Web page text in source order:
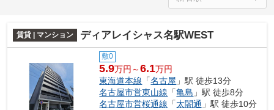
賃貸 | マンション ディアレイシャス名駅WEST
敷0
5.9万円～6.1万円
東海道本線 「名古屋 」駅 徒歩13分
名古屋市営東山線 「亀島 」駅 徒歩8分
名古屋市営桜通線 「太閤通 」駅 徒歩10分